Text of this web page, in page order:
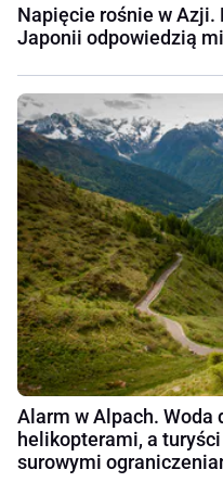
Napięcie rośnie w Azji.
Japonii odpowiedzią
Alarm w Alpach. Woda
helikopterami, a
surowymi